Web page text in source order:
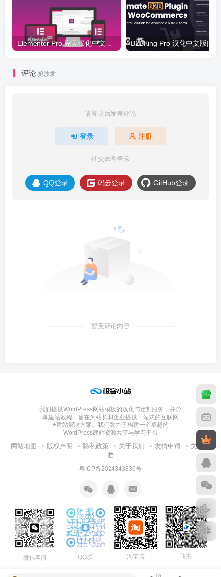
Elementor Pro 完美汉化中文版（含全套模板）|可视化编辑页面自定义设计WordPress插件
评论 抢沙发
请登录后发表评论
登录 注册
社交账号登录
QQ登录 码云登录 GitHub登录
暂无评论内容
我们提供WordPress网站模板的汉化与定制服务，并分
享建站教程，旨在为站长和企业提供一站式的互联网
+建站解决方案。我们致力于构建一个卓越的
WordPress建站资源共享与学习平台
网站地图 版权声明 隐私政策 关于我们 友情申请
文章归
档
粤ICP备2024343836号
微信客服 QQ群 淘宝店 飞书
10